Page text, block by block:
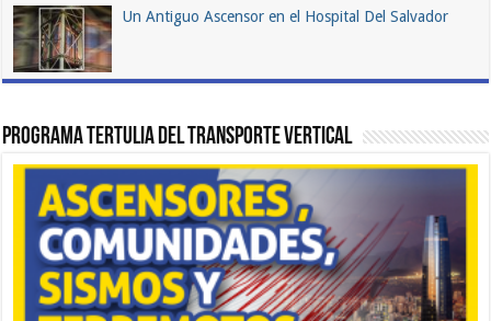
Un Antiguo Ascensor en el Hospital Del Salvador
Programa Tertulia del Transporte Vertical